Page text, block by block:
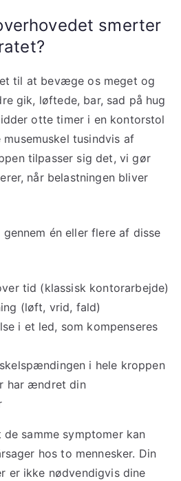
smerter
til at bevæge os meget og
gik, løftede, bar, sad på hug
otte timer i en kontorstol
tusindvis af
tilpasser sig det, vi gør
når belastningen bliver
én eller flere af disse
tid (klassisk kontorarbejde)
(løft, vrid, fald)
i et led, som kompenseres
i hele kroppen
har ændret din
samme symptomer kan
hos to mennesker. Din
er ikke nødvendigvis dine